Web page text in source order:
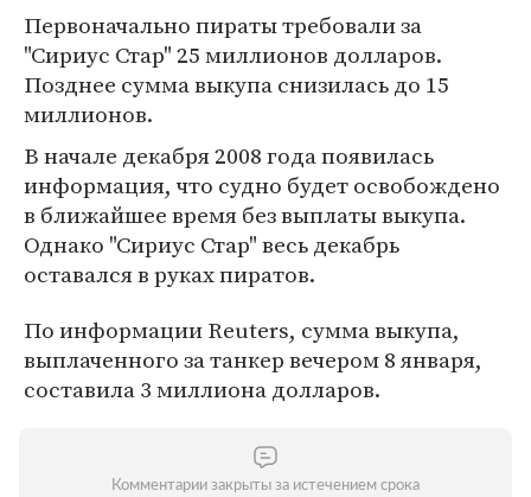
Первоначально пираты требовали за
"Сириус Стар" 25 миллионов долларов.
Позднее сумма выкупа снизилась до 15
миллионов.
В начале декабря 2008 года появилась
информация, что судно будет освобождено
в ближайшее время без выплаты выкупа.
Однако "Сириус Стар" весь декабрь
оставался в руках пиратов.
По информации Reuters, сумма выкупа,
выплаченного за танкер вечером 8 января,
составила 3 миллиона долларов.
Комментарии закрыты за истечением срока